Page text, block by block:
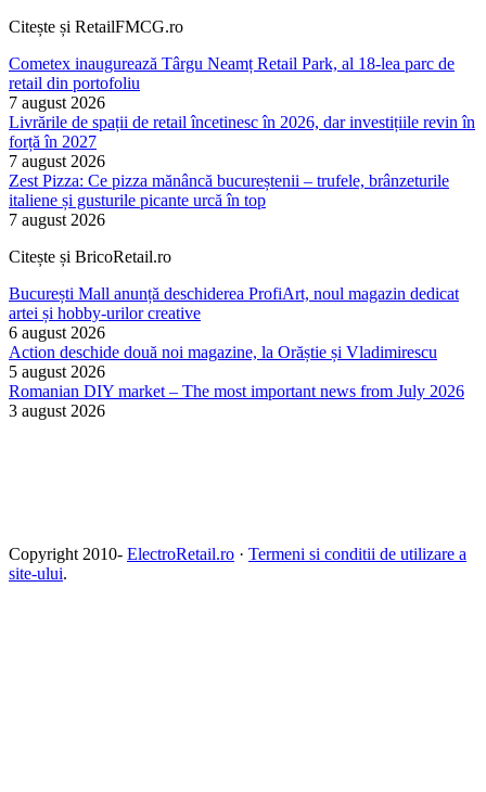
Citește și RetailFMCG.ro
Cometex inaugurează Târgu Neamț Retail Park, al 18-lea parc de
retail din portofoliu
7 august 2026
Livrările de spații de retail încetinesc în 2026, dar investițiile revin în
forță în 2027
7 august 2026
Zest Pizza: Ce pizza mănâncă bucureștenii – trufele, brânzeturile
italiene și gusturile picante urcă în top
7 august 2026
Citește și BricoRetail.ro
București Mall anunță deschiderea ProfiArt, noul magazin dedicat
artei și hobby-urilor creative
6 august 2026
Action deschide două noi magazine, la Orăștie și Vladimirescu
5 august 2026
Romanian DIY market – The most important news from July 2026
3 august 2026
Copyright 2010- ElectroRetail.ro · Termeni si conditii de utilizare a
site-ului.